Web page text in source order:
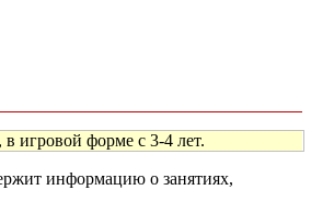
игровой форме с 3-4 лет.
информацию о занятиях,